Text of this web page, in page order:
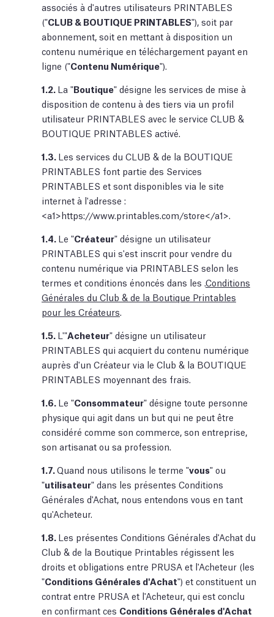
associés à d'autres utilisateurs PRINTABLES
("CLUB & BOUTIQUE PRINTABLES"), soit par
abonnement, soit en mettant à disposition un
contenu numérique en téléchargement payant en
ligne ("Contenu Numérique").
1.2. La "Boutique" désigne les services de mise à
disposition de contenu à des tiers via un profil
utilisateur PRINTABLES avec le service CLUB &
BOUTIQUE PRINTABLES activé.
1.3. Les services du CLUB & de la BOUTIQUE
PRINTABLES font partie des Services
PRINTABLES et sont disponibles via le site
internet à l'adresse :
<a1>https://www.printables.com/store</a1>.
1.4. Le "Créateur" désigne un utilisateur
PRINTABLES qui s'est inscrit pour vendre du
contenu numérique via PRINTABLES selon les
termes et conditions énoncés dans les .Conditions
Générales du Club & de la Boutique Printables
pour les Créateurs.
1.5. L'"Acheteur" désigne un utilisateur
PRINTABLES qui acquiert du contenu numérique
auprès d'un Créateur via le Club & la BOUTIQUE
PRINTABLES moyennant des frais.
1.6. Le "Consommateur" désigne toute personne
physique qui agit dans un but qui ne peut être
considéré comme son commerce, son entreprise,
son artisanat ou sa profession.
1.7.Quand nous utilisons le terme "vous" ou
"utilisateur" dans les présentes Conditions
Générales d'Achat, nous entendons vous en tant
qu'Acheteur.
1.8. Les présentes Conditions Générales d'Achat du
Club & de la Boutique Printables régissent les
droits et obligations entre PRUSA et l'Acheteur (les
"Conditions Générales d'Achat") et constituent un
contrat entre PRUSA et l'Acheteur, qui est conclu
en confirmant ces Conditions Générales d'Achat